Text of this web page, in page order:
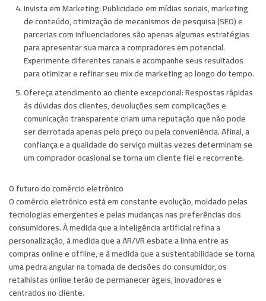
Invista em Marketing:Publicidade em mídias sociais, marketing
de conteúdo, otimização de mecanismos de pesquisa (SEO) e
parcerias com influenciadores são apenas algumas estratégias
para apresentar sua marca a compradores em potencial.
Experimente diferentes canais e acompanhe seus resultados
para otimizar e refinar seu mix de marketing ao longo do tempo.
Ofereça atendimento ao cliente excepcional:Respostas rápidas
às dúvidas dos clientes, devoluções sem complicações e
comunicação transparente criam uma reputação que não pode
ser derrotada apenas pelo preço ou pela conveniência. Afinal, a
confiança e a qualidade do serviço muitas vezes determinam se
um comprador ocasional se torna um cliente fiel e recorrente.
O futuro do comércio eletrônico
O comércio eletrónico está em constante evolução, moldado pelas
tecnologias emergentes e pelas mudanças nas preferências dos
consumidores. À medida que a inteligência artificial refina a
personalização, à medida que a AR/VR esbate a linha entre as
compras online e offline, e à medida que a sustentabilidade se torna
uma pedra angular na tomada de decisões do consumidor, os
retalhistas online terão de permanecer ágeis, inovadores e
centrados no cliente.